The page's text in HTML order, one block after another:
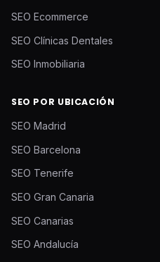
SEO Ecommerce
SEO Clínicas Dentales
SEO Inmobiliaria
SEO POR UBICACIÓN
SEO Madrid
SEO Barcelona
SEO Tenerife
SEO Gran Canaria
SEO Canarias
SEO Andalucía